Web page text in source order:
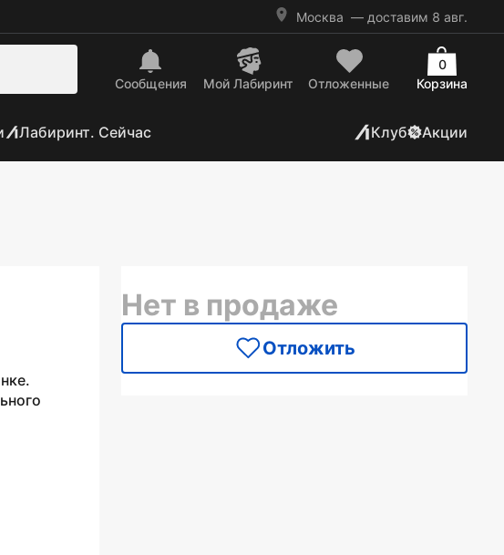
Москва — доставим 8 авг.
Сообщения Mой Лабиринт Отложенные Корзина
0
Лабиринт. Сейчас Клуб Акции
Нет в продаже
Отложить